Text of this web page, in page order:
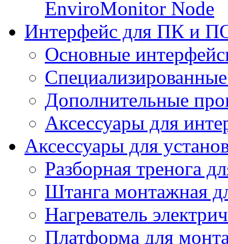
EnviroMonitor Node
Интерфейс для ПК и
Основные
Дополнительные
Аксессуары для
Аксессуары для
Разборная тренога
Штанга монтажная
Нагреватель
Платформа для